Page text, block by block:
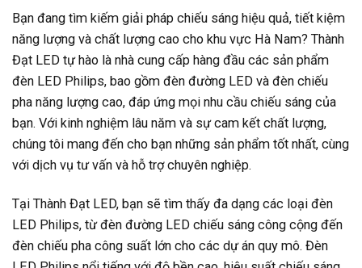
Bạn đang tìm kiếm giải pháp chiếu sáng hiệu quả, tiết kiệm
năng lượng và chất lượng cao cho khu vực Hà Nam? Thành
Đạt LED tự hào là nhà cung cấp hàng đầu các sản phẩm
đèn LED Philips, bao gồm đèn đường LED và đèn chiếu
pha năng lượng cao, đáp ứng mọi nhu cầu chiếu sáng của
bạn. Với kinh nghiệm lâu năm và sự cam kết chất lượng,
chúng tôi mang đến cho bạn những sản phẩm tốt nhất, cùng
với dịch vụ tư vấn và hỗ trợ chuyên nghiệp.
Tại Thành Đạt LED, bạn sẽ tìm thấy đa dạng các loại đèn
LED Philips, từ đèn đường LED chiếu sáng công cộng đến
đèn chiếu pha công suất lớn cho các dự án quy mô. Đèn